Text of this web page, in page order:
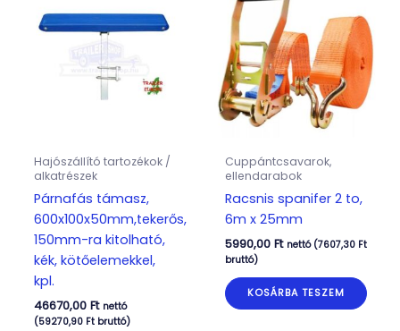
Hajószállító tartozékok /
alkatrészek
Párnafás támasz,
600x100x50mm,tekerős,
150mm-ra kitolható,
kék, kötőelemekkel,
kpl.
46670,00 Ft nettó
(59270,90 Ftbruttó)
Cuppántcsavarok,
ellendarabok
Racsnis spanifer 2 to,
6m x 25mm
5990,00 Ft nettó (7607,30 Ft
bruttó)
KOSÁRBA TESZEM